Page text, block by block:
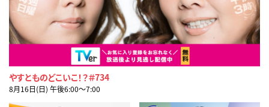
やすとものどこいこ！？＃734
8月16日(日) 午後6:00〜7:00